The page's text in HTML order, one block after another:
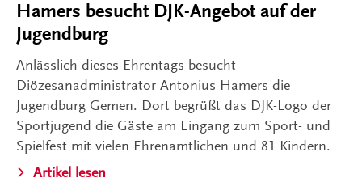
Hamers besucht DJK-Angebot auf der
Jugendburg
Anlässlich dieses Ehrentags besucht
Diözesanadministrator Antonius Hamers die
Jugendburg Gemen. Dort begrüßt das DJK-Logo der
Sportjugend die Gäste am Eingang zum Sport- und
Spielfest mit vielen Ehrenamtlichen und 81 Kindern.
Artikel lesen